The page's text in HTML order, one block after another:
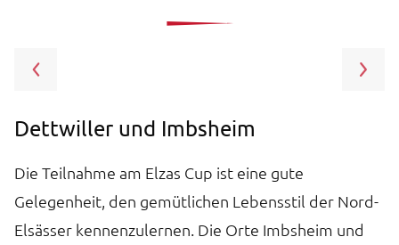
Dettwiller und Imbsheim
Die Teilnahme am Elzas Cup ist eine gute
Gelegenheit, den gemütlichen Lebensstil der Nord-
Elsässer kennenzulernen. Die Orte Imbsheim und